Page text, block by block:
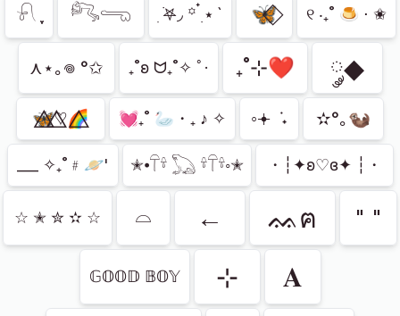
𓍯 ִֶָ 𓀐𓂸 ִ ࣪𖤐◞ ꙳ ๋࣭ ⭑ ` 🦋⃟ ୧ ‧₊˚ 🍮 ⋅ ✬
⋏⋆｡𖦹 °✩ ₊˚ʚ ᗢ₊˚✧ ﾟ· ₊˚⊹❤ ༘◆
🦋⃤♡⃤🌈⃤ 💓₊˚ 🦢・₊ ♪ ✧ ◦𖥔 ݁ ˖ ✫°｡🦦
___ ✧₊˚﹟🪐' ✭⦁𓋼𓍊 𓆏 𓍊𓋼𓍊◦✭ ・┆✦ʚ♡ɞ✦ ┆・
☆ ✭ ✮ ✫ ☆ 𓏏 ← ᨐฅ " "
𝔾𝕆𝕆𝔻 𝔹𝕆𝕐 ⊹ 𝐀